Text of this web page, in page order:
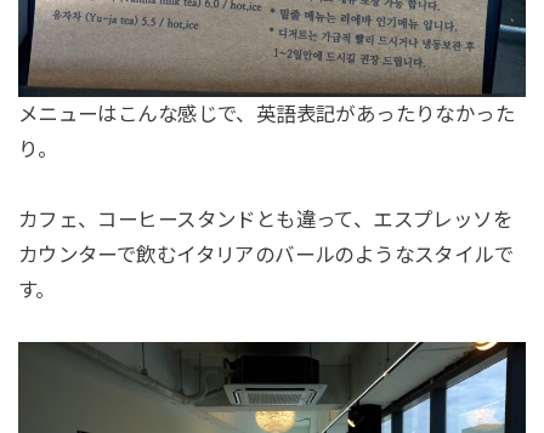
メニューはこんな感じで、英語表記があったりなかった
り。
カフェ、コーヒースタンドとも違って、エスプレッソを
カウンターで飲むイタリアのバールのようなスタイルで
す。